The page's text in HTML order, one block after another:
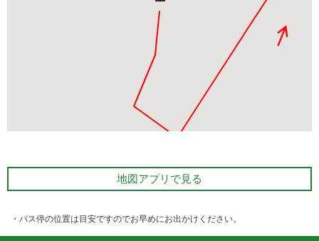
地図アプリで見る
・バス停の位置は目安ですのでお早めにお出かけください。